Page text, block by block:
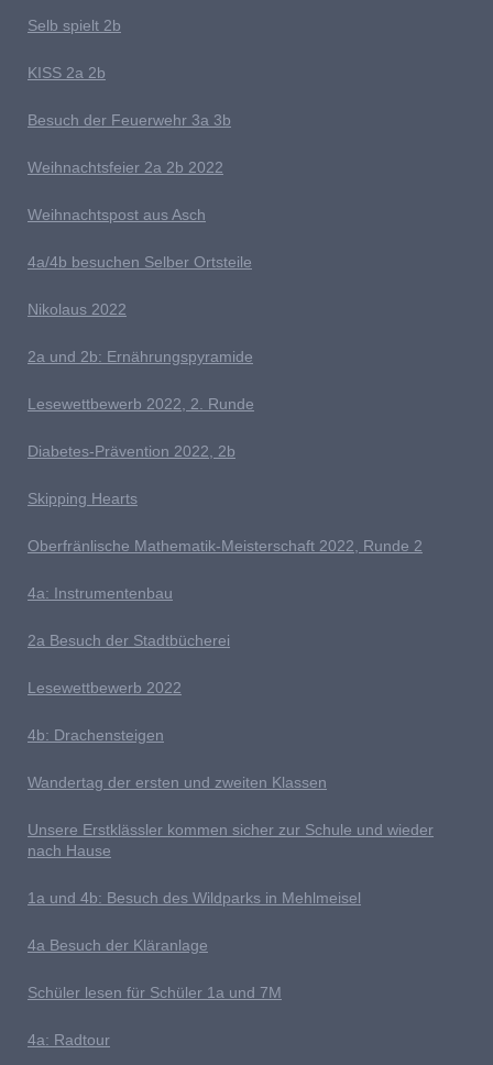
Selb spielt 2b
KISS 2a 2b
Besuch der Feuerwehr 3a 3b
Weihnachtsfeier 2a 2b 2022
Weihnachtspost aus Asch
4a/4b besuchen Selber Ortsteile
Nikolaus 2022
2a und 2b: Ernährungspyramide
Lesewettbewerb 2022, 2. Runde
Diabetes-Prävention 2022, 2b
Skipping Hearts
Oberfränlische Mathematik-Meisterschaft 2022, Runde 2
4a: Instrumentenbau
2a Besuch der Stadtbücherei
L esewettbewerb 2022
4b: Drachensteigen
Wandertag der ersten und zweiten Klassen
Unsere Erstklässler kommen sicher zur Schule und wieder
nach Hause
1a und 4b: Besuch des Wildparks in Mehlmeisel
4a Besuch der Kläranlage
Schüler lesen für Schüler 1a und 7M
4a: Radtour